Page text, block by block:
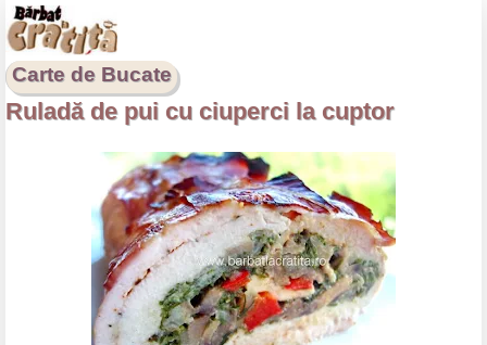
Carte de Bucate
Ruladă de pui cu ciuperci la cuptor